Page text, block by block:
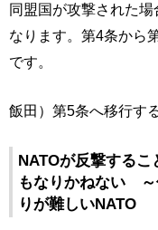
同盟国が攻撃された
なります。第4条から
です。
飯田）第5条へ移行す
NATOが反撃する
もなりかねない ～
りが難しいNATO